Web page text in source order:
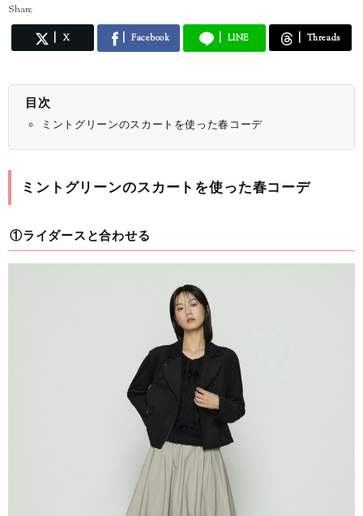
Share
X Facebook LINE Threads
目次
ミントグリーンのスカートを使った春コーデ
ミントグリーンのスカートを使った春コーデ
①ライダースと合わせる